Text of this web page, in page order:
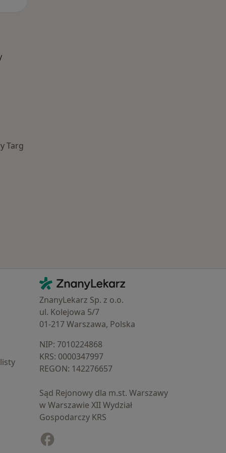
Targ
Kontakt
ZnanyLekarz - Strona główna
ZnanyLekarz Sp. z o.o.
ul. Kolejowa 5/7
01-217 Warszawa, Polska
NIP: ⁠7010224868
KRS: ⁠0000347997
REGON: ⁠142276657
Sąd Rejonowy dla m.st. Warszawy
w Warszawie XII Wydział
Gospodarczy KRS